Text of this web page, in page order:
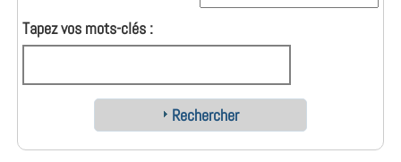
Tapez vos mots-clés :
Rechercher